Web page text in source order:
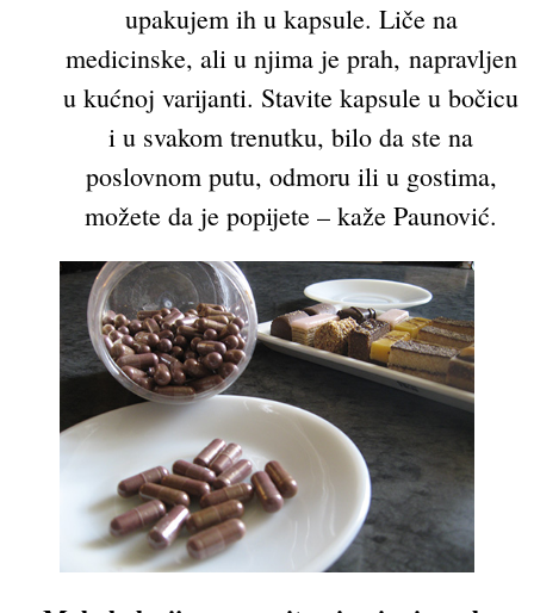
upakujem ih u kapsule. Liče na
medicinske, ali u njima je prah, napravljen
u kućnoj varijanti. Stavite kapsule u bočicu
i u svakom trenutku, bilo da ste na
poslovnom putu, odmoru ili u gostima,
možete da je popijete – kaže Paunović.